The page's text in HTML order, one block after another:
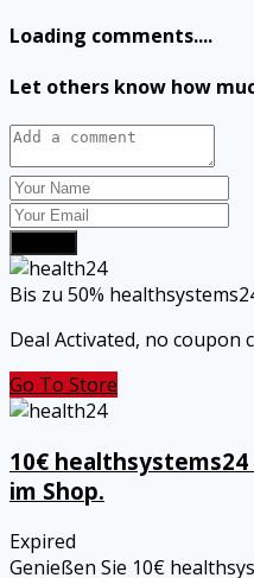
Loading comments....
Let others know how
Bis zu 50%
Deal Activated, no coupon
Go To Store
10€
im Shop.
Expired
Genießen Sie 10€